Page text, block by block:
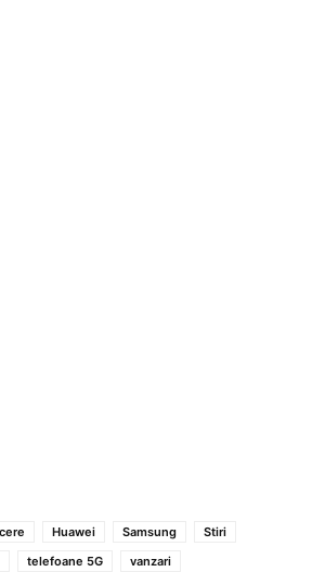
Huawei Samsung
Stiri
telefoane 5G vanzari